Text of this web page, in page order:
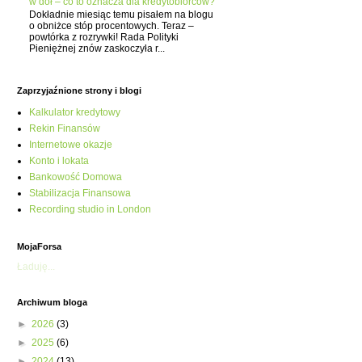
Dokładnie miesiąc temu pisałem na blogu
o obniżce stóp procentowych. Teraz –
powtórka z rozrywki! Rada Polityki
Pieniężnej znów zaskoczyła r...
Zaprzyjaźnione strony i blogi
Kalkulator kredytowy
Rekin Finansów
Internetowe okazje
Konto i lokata
Bankowość Domowa
Stabilizacja Finansowa
Recording studio in London
MojaForsa
Ładuję...
Archiwum bloga
► 2026 (3)
► 2025 (6)